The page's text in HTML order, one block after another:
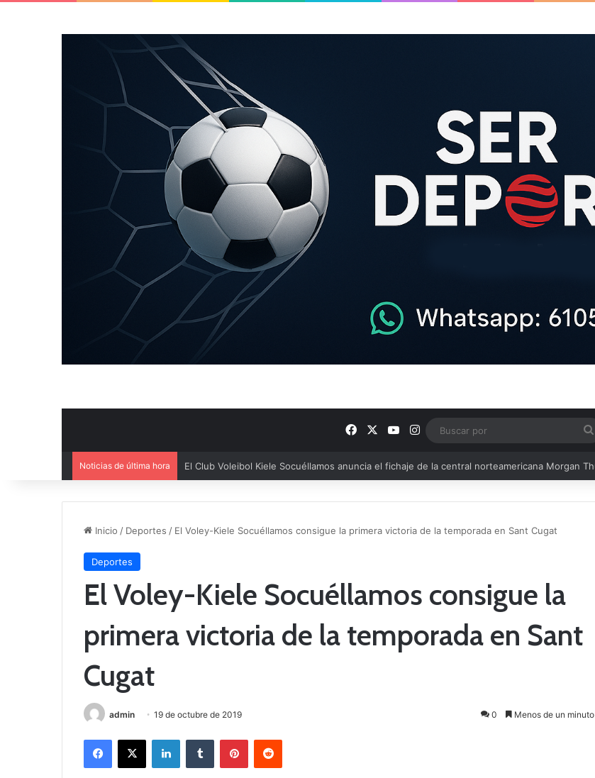
FacebookYouTube
Instagram
Noticias de última hora El Cuenca Deportiva refuerza su plantilla con talento de la comarca
Inicio / Deportes / El Voley-Kiele Socuéllamos consigue la primera victoria de la temporada en Sant Cugat
Deportes
El Voley-Kiele Socuéllamos consigue la
primera victoria de la temporada en Sant
Cugat
admin 19 de octubre de 2019 0 Menos de un minuto